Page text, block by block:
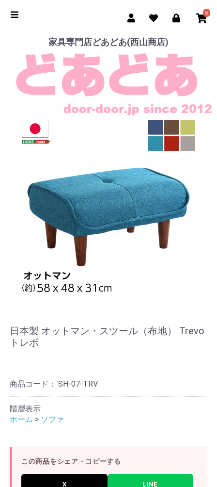
0
家具専門店どあどあ(西山商店)
日本製 オットマン・スツール（布地） Trevo
トレボ
商品コード： SH-07-TRV
階層表示
ホーム > ソファ
この商品をシェア・コピーする
X LINE